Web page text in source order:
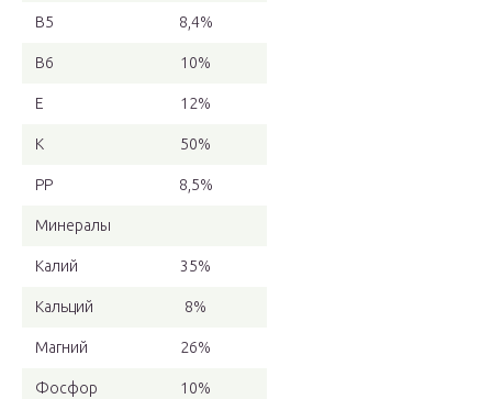
В5 8,4%
В6 10%
Е 12%
К 50%
РР 8,5%
Минералы
Калий 35%
Кальций 8%
Магний 26%
Фосфор 10%